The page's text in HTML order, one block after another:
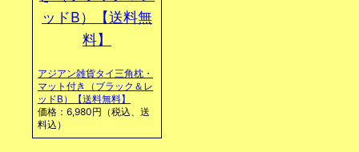
アジアン雑貨タイ三角枕・
マット付き（ブラック＆レ
ッドB）【送料無料】
価格：6,980円（税込、送
料込）